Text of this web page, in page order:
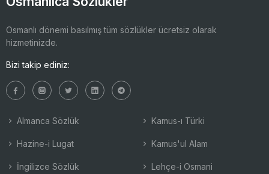
Osmanlı dönemi basılmış tüm sözlükler ücretsiz olarak
hizmetinizde.
Bizi takip ediniz:
Almanca Sözlük
Hazine-i Lugat
İngilizce Sözlük
Kamus-ı Türki
Kamus'ul Alam
Lehçe-i Osmani